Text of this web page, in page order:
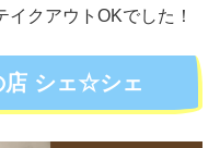
クアウトOKでした！
店 シェ☆シェ